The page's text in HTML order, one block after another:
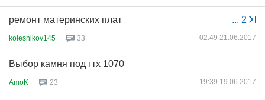
... 2
ремонт материнских плат
kolesnikov145 33 02:49 21.06.2017
Выбор камня под гтх 1070
AmoK 23 19:39 19.06.2017